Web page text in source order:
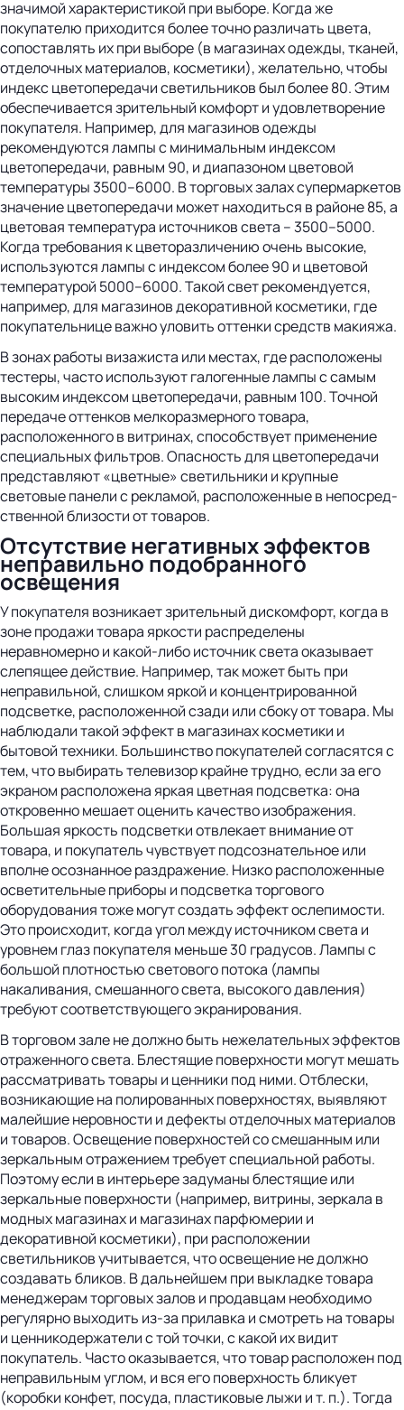
значимой характеристикой при выборе. Когда же
покупателю приходится более точно различать цвета,
сопоставлять их при выборе (в магазинах одежды, тканей,
отделочных материалов, косметики), желательно, чтобы
индекс цветопередачи светильников был более 80. Этим
обеспечивается зрительный комфорт и удовлетворение
покупателя. Например, для магазинов одежды
рекомендуются лампы с минимальным индексом
цветопередачи, равным 90, и диапазоном цветовой
температуры 3500–6000. В торговых залах супермаркетов
значение цветопередачи может находиться в районе 85, а
цветовая температура источников света – 3500–5000.
Когда требования к цветоразличению очень высокие,
используются лампы с индексом более 90 и цветовой
температурой 5000–6000. Такой свет рекомендуется,
например, для магазинов декоративной косметики, где
покупательнице важно уловить оттенки средств макияжа.
В зонах работы визажиста или местах, где расположены
тестеры, часто используют галогенные лампы с самым
высоким индексом цветопередачи, равным 100. Точной
передаче оттенков мелкоразмерного товара,
расположенного в витринах, способствует применение
специальных фильтров. Опасность для цветопередачи
представляют «цветные» светильники и крупные
световые панели с рекламой, расположенные в непосред-
ственной близости от товаров.
Отсутствие негативных эффектов
неправильно подобранного
освещения
У покупателя возникает зрительный дискомфорт, когда в
зоне продажи товара яркости распределены
неравномерно и какой-либо источник света оказывает
слепящее действие. Например, так может быть при
неправильной, слишком яркой и концентрированной
подсветке, расположенной сзади или сбоку от товара. Мы
наблюдали такой эффект в магазинах косметики и
бытовой техники. Большинство покупателей согласятся с
тем, что выбирать телевизор крайне трудно, если за его
экраном расположена яркая цветная подсветка: она
откровенно мешает оценить качество изображения.
Большая яркость подсветки отвлекает внимание от
товара, и покупатель чувствует подсознательное или
вполне осознанное раздражение. Низко расположенные
осветительные приборы и подсветка торгового
оборудования тоже могут создать эффект ослепимости.
Это происходит, когда угол между источником света и
уровнем глаз покупателя меньше 30 градусов. Лампы с
большой плотностью светового потока (лампы
накаливания, смешанного света, высокого давления)
требуют соответствующего экранирования.
В торговом зале не должно быть нежелательных эффектов
отраженного света. Блестящие поверхности могут мешать
рассматривать товары и ценники под ними. Отблески,
возникающие на полированных поверхностях, выявляют
малейшие неровности и дефекты отделочных материалов
и товаров. Освещение поверхностей со смешанным или
зеркальным отражением требует специальной работы.
Поэтому если в интерьере задуманы блестящие или
зеркальные поверхности (например, витрины, зеркала в
модных магазинах и магазинах парфюмерии и
декоративной косметики), при расположении
светильников учитывается, что освещение не должно
создавать бликов. В дальнейшем при выкладке товара
менеджерам торговых залов и продавцам необходимо
регулярно выходить из-за прилавка и смотреть на товары
и ценникодержатели с той точки, с какой их видит
покупатель. Часто оказывается, что товар расположен под
неправильным углом, и вся его поверхность бликует
(коробки конфет, посуда, пластиковые лыжи и т. п.). Тогда